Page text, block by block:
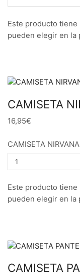
Este producto
pueden elegir en la
CAMISETA
16,95€
CAMISETA
Este producto
pueden elegir en la
CAMISETA